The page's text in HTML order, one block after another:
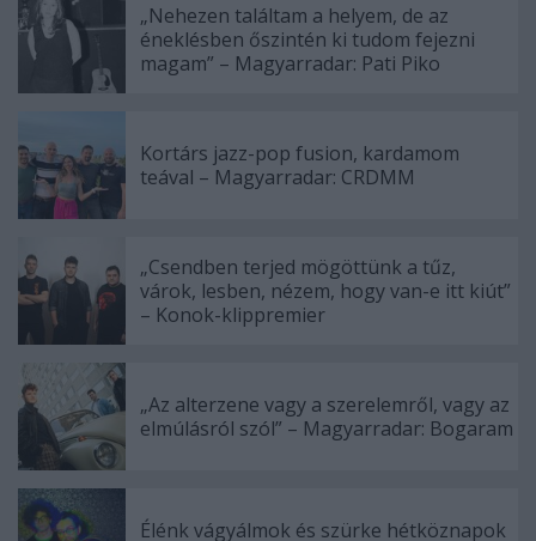
„Nehezen találtam a helyem, de az
éneklésben őszintén ki tudom fejezni
magam” – Magyarradar: Pati Piko
Kortárs jazz-pop fusion, kardamom
teával – Magyarradar: CRDMM
„Csendben terjed mögöttünk a tűz,
várok, lesben, nézem, hogy van-e itt kiút”
– Konok-klippremier
„Az alterzene vagy a szerelemről, vagy az
elmúlásról szól” – Magyarradar: Bogaram
Élénk vágyálmok és szürke hétköznapok